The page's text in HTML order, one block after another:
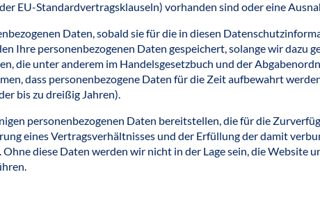
EU-Standardvertragsklauseln) vorhanden sind oder eine
Daten, sobald sie für die in diesen
Ihre personenbezogenen Daten gespeichert, solange wir
die unter anderem im Handelsgesetzbuch und der
dass personenbezogene Daten für die Zeit aufbewahrt
bis zu dreißig Jahren).
personenbezogenen Daten bereitstellen, die für die
eines Vertragsverhältnisses und der Erfüllung der damit
diese Daten werden wir nicht in der Lage sein, die